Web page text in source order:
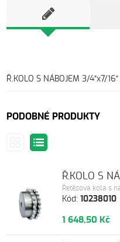
Ř.KOLO S NÁBOJEM 3/4"x7/
PODOBNÉ PRODUKTY
Kód:10238010
Řetězová kola s
Ř.KOLO S
1 648,50 Kč